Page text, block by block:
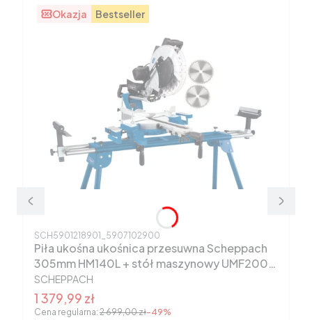
Okazja Bestseller
Kod produktu
SCH5901218901_5907102900
Piła ukośna ukośnica przesuwna Scheppach
305mm HM140L + stół maszynowy UMF2000
5901218901
PRODUCENT
SCHEPPACH
Cena promocyjna
1 379,99 zł
Cena regularna: 2 699,00 zł-49%